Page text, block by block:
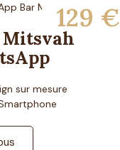
129 €
sur mesure